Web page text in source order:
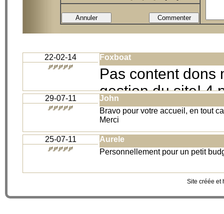
22-02-14 Foxboat
Pas content dons
gestion du site! 4
toujours pas de
de la commande
laconique)
29-07-11
John
Bravo pour votre accueil, en tout
Merci
25-07-11
Aurele
Personnellement pour un petit
Site créée et